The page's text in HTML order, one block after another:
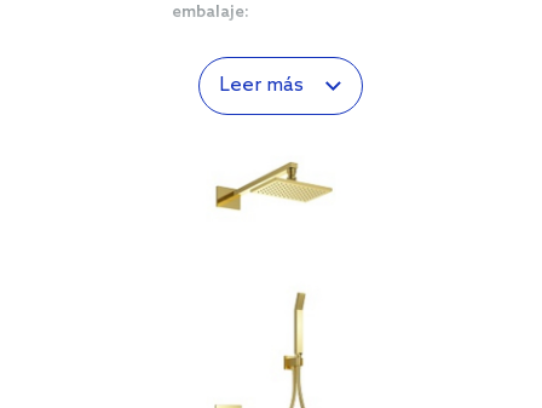
embalaje:
Leer más